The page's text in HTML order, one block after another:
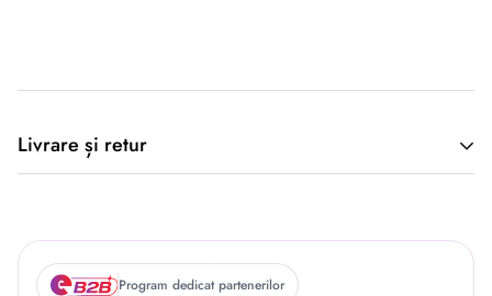
Livrare și retur
🚚 Politica de Livrare –
Program dedicat partenerilor